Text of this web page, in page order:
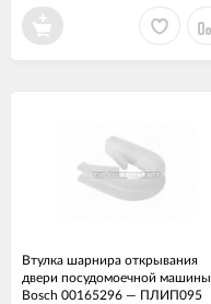
Втулка шарнира открывания
двери посудомоечной машины
Bosch 00165296 — ПЛИП095